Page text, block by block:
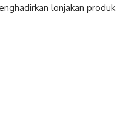
lonjakan produk